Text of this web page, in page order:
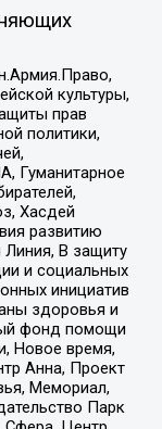
культуры,
прав
политики,
Гуманитарное
Хасдей
развитию
В защиту
и социальных
инициатив
здоровья и
фонд помощи
Новое время,
Анна, Проект
Мемориал,
Парк